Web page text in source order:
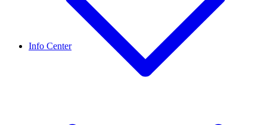
Info Center